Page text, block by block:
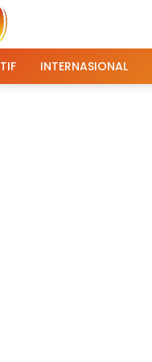
INTERNASIONAL